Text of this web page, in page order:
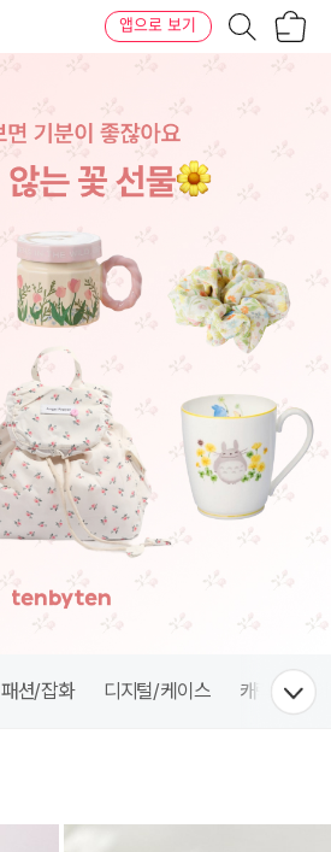
앱으로 보기
패션/잡화 디지털/케이스 캐릭터/토이